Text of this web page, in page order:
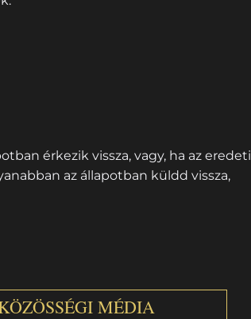
érkezik vissza, vagy, ha az eredeti
az állapotban küldd vissza,
MÉDIA